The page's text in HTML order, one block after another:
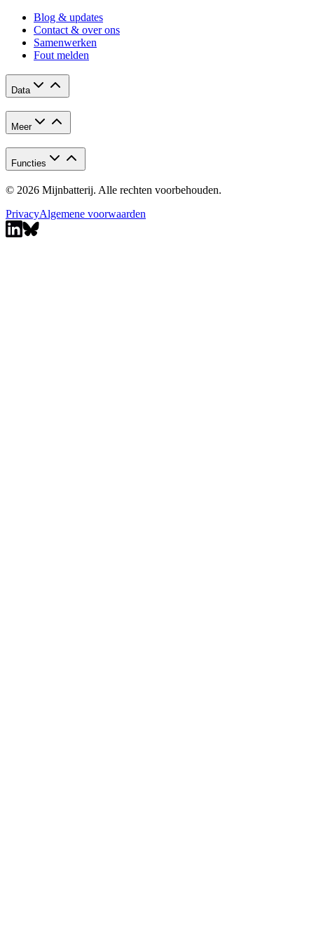
Blog & updates
Contact & over ons
Samenwerken
Fout melden
Data
Meer
Functies
© 2026 Mijnbatterij. Alle rechten voorbehouden.
PrivacyAlgemene voorwaarden